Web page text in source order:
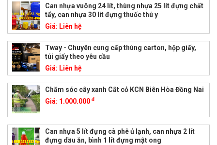
Can nhựa vuông 24 lít, thùng nhựa 25 lít đựng chất
tẩy, can nhựa 30 lít đựng thuốc thú y
Giá: Liên hệ
Tway - Chuyên cung cấp thùng carton, hộp giấy,
túi giấy theo yêu cầu
Giá: Liên hệ
Chăm sóc cây xanh Cắt cỏ KCN Biên Hòa Đồng Nai
Giá: 1.000.000 đ
Can nhựa 5 lít đựng cà phê ủ lạnh, can nhựa 2 lít
đựng dầu ăn, bình 1 lít đựng mật ong